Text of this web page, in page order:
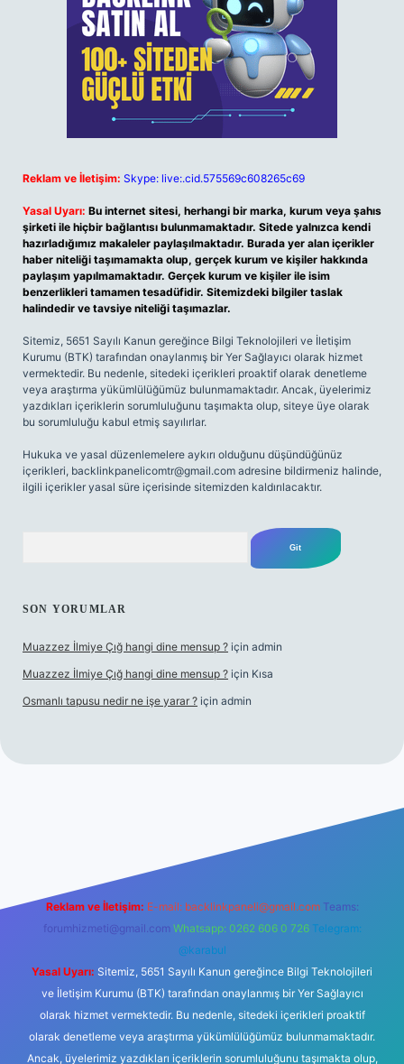
Reklam ve İletişim: Skype: live:.cid.575569c608265c69
Yasal Uyarı: Bu internet sitesi, herhangi bir marka, kurum veya şahıs
şirketi ile hiçbir bağlantısı bulunmamaktadır. Sitede yalnızca kendi
hazırladığımız makaleler paylaşılmaktadır. Burada yer alan içerikler
haber niteliği taşımamakta olup, gerçek kurum ve kişiler hakkında
paylaşım yapılmamaktadır. Gerçek kurum ve kişiler ile isim
benzerlikleri tamamen tesadüfidir. Sitemizdeki bilgiler taslak
halindedir ve tavsiye niteliği taşımazlar.
Sitemiz, 5651 Sayılı Kanun gereğince Bilgi Teknolojileri ve İletişim
Kurumu (BTK) tarafından onaylanmış bir Yer Sağlayıcı olarak hizmet
vermektedir. Bu nedenle, sitedeki içerikleri proaktif olarak denetleme
veya araştırma yükümlülüğümüz bulunmamaktadır. Ancak, üyelerimiz
yazdıkları içeriklerin sorumluluğunu taşımakta olup, siteye üye olarak
bu sorumluluğu kabul etmiş sayılırlar.
Hukuka ve yasal düzenlemelere aykırı olduğunu düşündüğünüz
içerikleri, backlinkpanelicomtr@gmail.com adresine bildirmeniz halinde,
ilgili içerikler yasal süre içerisinde sitemizden kaldırılacaktır.
SON YORUMLAR
Muazzez İlmiye Çığ hangi dine mensup ? için admin
Muazzez İlmiye Çığ hangi dine mensup ? için Kısa
Osmanlı tapusu nedir ne işe yarar ? için admin
Betexper giriş adresi
Reklam ve İletişim: E-mail: backlinkpaneli@gmail.com Teams:
forumhizmeti@gmail.com Whatsapp: 0262 606 0 726 Telegram:
@karabul
Yasal Uyarı: Sitemiz, 5651 Sayılı Kanun gereğince Bilgi Teknolojileri
ve İletişim Kurumu (BTK) tarafından onaylanmış bir Yer Sağlayıcı
olarak hizmet vermektedir. Bu nedenle, sitedeki içerikleri proaktif
olarak denetleme veya araştırma yükümlülüğümüz bulunmamaktadır.
Ancak, üyelerimiz yazdıkları içeriklerin sorumluluğunu taşımakta olup,